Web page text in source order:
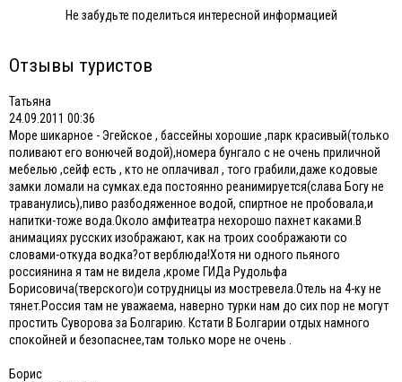
Не забудьте поделиться интересной информацией
Отзывы туристов
Татьяна
24.09.2011 00:36
Море шикарное - Эгейское , бассейны хорошие ,парк красивый(только
поливают его вонючей водой),номера бунгало с не очень приличной
мебелью ,сейф есть , кто не оплачивал , того грабили,даже кодовые
замки ломали на сумках.еда постоянно реанимируется(слава Богу не
траванулись),пиво разбодяженное водой, спиртное не пробовала,и
напитки-тоже вода.Около амфитеатра нехорошо пахнет каками.В
анимациях русских изображают, как на троих соображаюти со
словами-откуда водка?от верблюда!Хотя ни одного пьяного
россиянина я там не видела ,кроме ГИДа Рудольфа
Борисовича(тверского)и сотрудницы из мостревела.Отель на 4-ку не
тянет.Россия там не уважаема, наверно турки нам до сих пор не могут
простить Суворова за Болгарию. Кстати В Болгарии отдых намного
спокойней и безопаснее,там только море не очень .
Борис